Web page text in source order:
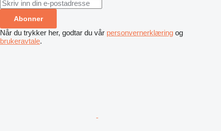
Abonner
Når du trykker her, godtar du vår personvernerklæring og
brukeravtale.